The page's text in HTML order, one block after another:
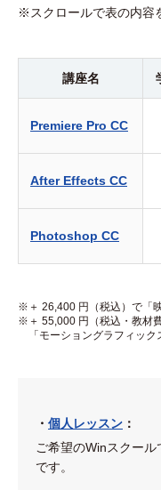
※スクロールで表の内容
講座名
Premiere Pro CC
After Effects CC
Photoshop CC
＋ 26,400 円（税込）で「
＋ 55,000 円（税込・教材
「モーショングラフィッ
・ 個人レッスン ：
ご希望のWinスクー
です。